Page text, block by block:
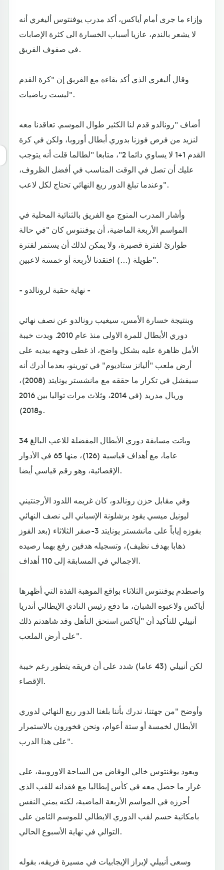
وإزاء ما جرى أمام أياكس، أكد مدرب يوفنتوس أليغري أنه
لا يشعر بالندم، عازيا أسباب الخسارة الى كثرة الإصابات
في صفوف الفريق.
وقال أليغري الذي أكد بقاءه مع الفريق إن "كرة القدم
ليست رياضيات".
أضاف "رونالدو قدم لنا الكثير طوال الموسم. تعاقدنا معه
لنزيد من فرص فوزنا بدوري أبطال أوروبا، ولكن في كرة
القدم 1+1 لا يساوي دائما 2"، متابعا "لطالما قلت أنه يتوجب
عليك أن تصل في الوقت المناسب في أفضل الظروف،
وعندما تبلغ الدور ربع النهائي تحتاج لكل لاعب".
وأشار المدرب المتوج مع الفريق بالثنائية المحلية في
المواسم الأربعة الماضية، أن يوفنتوس كان "في حالة
طوارئ لفترة قصيرة، ولا يمكن لذلك أن يستمر لفترة
طويلة (...) افتقدنا لأربعة أو خمسة لاعبين".
- نهاية حقبة لرونالدو -
وبنتيجة خسارة الأمس، سيغيب رونالدو عن نصف نهائي
دوري الأبطال للمرة الاولى منذ عام 2010. وبدت خيبة
الأمل ظاهرة عليه بشكل واضح، اذ غطى وجهه بيديه على
أرض ملعب "أليانز ستاديوم" في تورينو، بعدما أدرك أنه
سيفشل في تكرار ما حققه مع مانشستر يونايتد (2008)،
وريال مدريد (في 2014، وثلاث مرات تواليا بين 2016
و2018).
وباتت مسابقة دوري الأبطال المفضلة للاعب البالغ 34
عاما، مع أهداف قياسية (126)، منها 65 في الأدوار
الإقصائية، وهو رقم قياسي أيضا.
وفي مقابل حزن رونالدو، كان غريمه اللدود الأرجنتيني
ليونيل ميسي يقود برشلونة الإسباني الى نصف النهائي
بفوزه إياباً على مانشستر يونايتد 3-صفر الثلاثاء (بعد الفوز
ذهابا بهدف نظيف)، وتسجيله هدفين رفع بهما رصيده
الاجمالي في المسابقة إلى 110 أهداف.
واصطدم يوفنتوس الثلاثاء بواقع الموهبة الفذة التي أظهرها
أياكس ولاعبوه الشبان، ما دفع رئيس النادي الإيطالي أندريا
أنييلي للتأكيد أن "أياكس استحق التأهل وقد شاهدتم ذلك
على أرض الملعب".
لكن أنييلي (43 عاما) شدد على أن فريقه يتطور رغم خيبة
الإقصاء.
وأوضح "من جهتنا، ندرك بأننا بلغنا الدور ربع النهائي لدوري
الأبطال لخمسة أو ستة أعوام، ونحن فخورون بالاستمرار
على هذا الدرب".
ويعود يوفنتوس خالي الوفاض من الساحة الاوروبية، على
غرار ما حصل معه في كأس إيطاليا مع فقدانه للقب الذي
أحرزه في المواسم الأربعة الماضية، لكنه يمني النفس
بامكانية حسم لقب الدوري الايطالي للموسم الثامن على
التوالي في نهاية الأسبوع الحالي.
وسعى أنييلي لإبراز الإيجابيات في مسيرة فريقه، بقوله